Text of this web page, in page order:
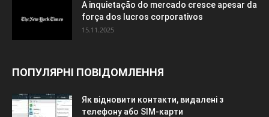
A inquietação do mercado cresce apesar da
força dos lucros corporativos
15.11.2025
ПОПУЛЯРНІ ПОВІДОМЛЕННЯ
Як відновити контакти, видалені з
телефону або SIM-карти